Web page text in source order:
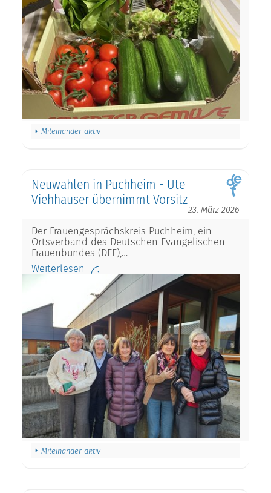
Miteinander aktiv
Neuwahlen in Puchheim - Ute
Viehhauser übernimmt Vorsitz
23. März 2026
Der Frauengesprächskreis Puchheim, ein
Ortsverband des Deutschen Evangelischen
Frauenbundes (DEF),…
Weiterlesen
Miteinander aktiv